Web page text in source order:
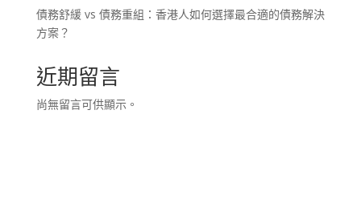
債務舒緩 vs 債務重組：香港人如何選擇最合適的債務解決
方案？
近期留言
尚無留言可供顯示。